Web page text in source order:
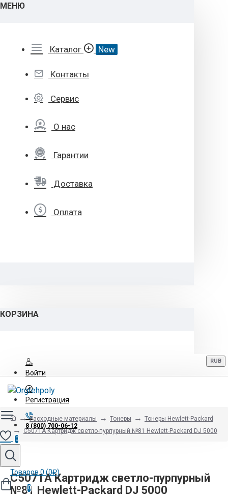
МЕНЮ
Каталог New
Контакты
Сервис
О нас
Гарантии
Доставка
Оплата
КОРЗИНА
Войти
Регистрация
8 (800) 700-06-12
RUB
0
Товаров 0 (0₽)
0
Расходные материалы Тонеры
Тонеры Hewlett-Packard
C5071A Картридж светло-пурпурный №81 Hewlett-Packard DJ 5000
C5071A Картридж светло-пурпурный
№81 Hewlett-Packard DJ 5000